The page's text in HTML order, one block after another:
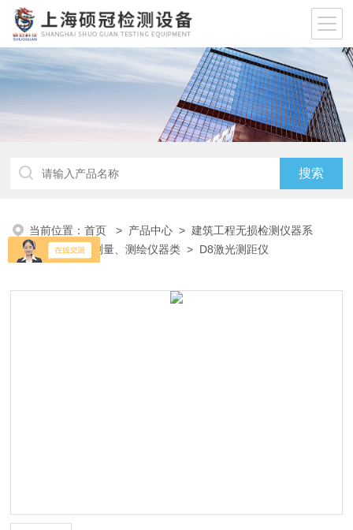
当前位置：首页 > 产品中心 >建筑工程无损检测仪器系
列
>测距、测量、测绘仪器类 > D8激光测距仪